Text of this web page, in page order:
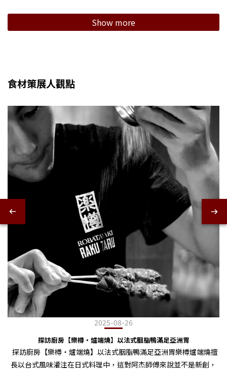
Show more
食材策展人觀點
2025-08-26
探訪廚房【樂樽・爐端燒】以法式胭脂鴨滿足亞洲胃
探訪廚房【樂樽・爐端燒】以法式胭脂鴨滿足亞洲胃樂樽爐端燒擅
長以台式風味灌注在日式料理中，這對阿杰師傅來說並不是新創，